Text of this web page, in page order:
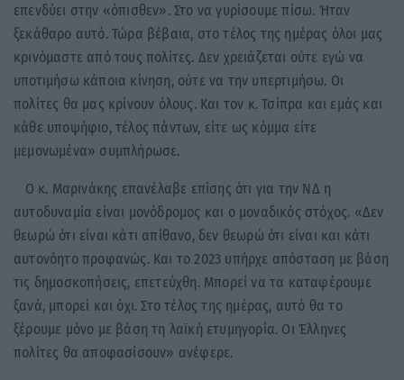
επενδύει στην «όπισθεν». Στο να γυρίσουμε πίσω. Ήταν
ξεκάθαρο αυτό. Τώρα βέβαια, στο τέλος της ημέρας όλοι μας
κρινόμαστε από τους πολίτες. Δεν χρειάζεται ούτε εγώ να
υποτιμήσω κάποια κίνηση, ούτε να την υπερτιμήσω. Οι
πολίτες θα μας κρίνουν όλους. Και τον κ. Τσίπρα και εμάς και
κάθε υποψήφιο, τέλος πάντων, είτε ως κόμμα είτε
μεμονωμένα» συμπλήρωσε.
Ο κ. Μαρινάκης επανέλαβε επίσης ότι για την ΝΔ η
αυτοδυναμία είναι μονόδρομος και ο μοναδικός στόχος. «Δεν
θεωρώ ότι είναι κάτι απίθανο, δεν θεωρώ ότι είναι και κάτι
αυτονόητο προφανώς. Και το 2023 υπήρχε απόσταση με βάση
τις δημοσκοπήσεις, επετεύχθη. Μπορεί να τα καταφέρουμε
ξανά, μπορεί και όχι. Στο τέλος της ημέρας, αυτό θα το
ξέρουμε μόνο με βάση τη λαϊκή ετυμηγορία. Οι Έλληνες
πολίτες θα αποφασίσουν» ανέφερε.